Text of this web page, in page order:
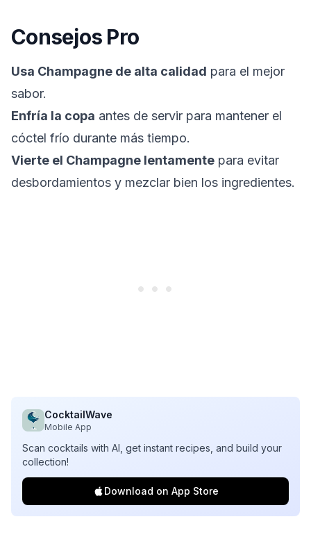
Consejos Pro
Usa Champagne de alta calidad para el mejor
sabor.
Enfría la copa antes de servir para mantener el
cóctel frío durante más tiempo.
Vierte el Champagne lentamente para evitar
desbordamientos y mezclar bien los ingredientes.
CocktailWave
Mobile App
Scan cocktails with AI, get instant recipes, and build your
collection!
Download on App Store